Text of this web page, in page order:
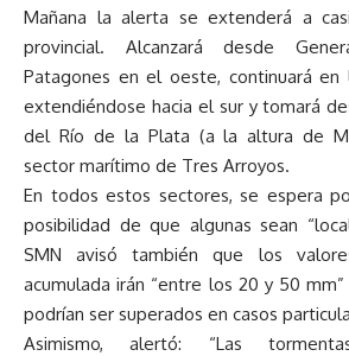
Mañana la alerta se extenderá a
provincial. Alcanzará desde
Patagones en el oeste, continuará
extendiéndose hacia el sur y tomará
del Río de la Plata (a la altura de
sector marítimo de Tres Arroyos.
En todos estos sectores, se espera
posibilidad de que algunas sean
SMN avisó también que los
acumulada irán “entre los 20 y 50
podrían ser superados en casos
Asimismo, alertó: “Las